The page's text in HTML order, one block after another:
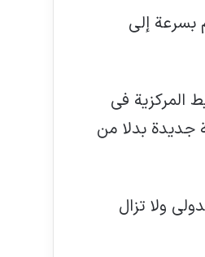
بسرعة إلى
المركزية في
خططا لبناء نحو 400 وحدة سكنية جديدة بدلا من
ولا تزال
للدفاع عن ضحايا
وجرائم الحرب